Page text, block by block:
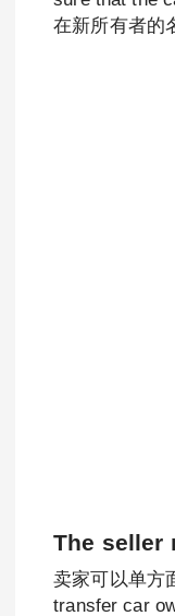
在新所有者的
The seller
卖家可以单方
transfer car